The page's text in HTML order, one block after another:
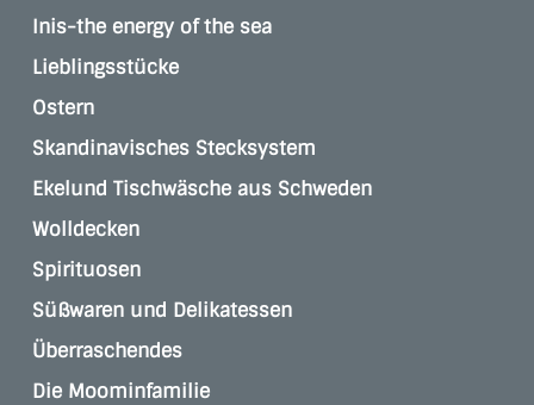
Inis-the energy of the sea
Lieblingsstücke
Ostern
Skandinavisches Stecksystem
Ekelund Tischwäsche aus Schweden
Wolldecken
Spirituosen
Süßwaren und Delikatessen
Überraschendes
Die Moominfamilie